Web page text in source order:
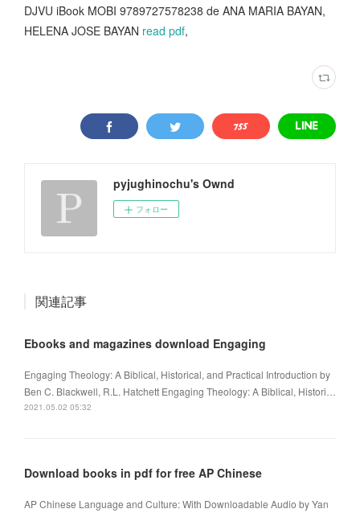
DJVU iBook MOBI 9789727578238 de ANA MARIA BAYAN,
HELENA JOSE BAYAN read pdf,
pyjughinochu's Ownd
フォロー
関連記事
Ebooks and magazines download Engaging
Engaging Theology: A Biblical, Historical, and Practical Introduction by
Ben C. Blackwell, R.L. Hatchett Engaging Theology: A Biblical, Histori…
2021.05.02 05:32
Download books in pdf for free AP Chinese
AP Chinese Language and Culture: With Downloadable Audio by Yan